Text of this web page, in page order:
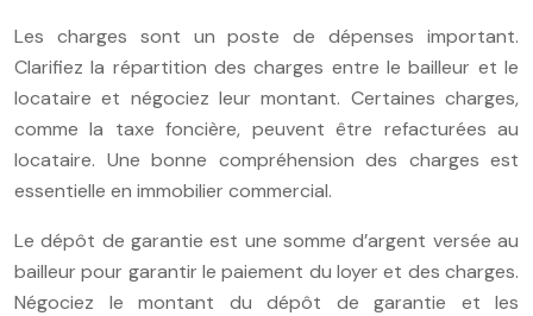
Les charges sont un poste de dépenses important.
Clarifiez la répartition des charges entre le bailleur et le
locataire et négociez leur montant. Certaines charges,
comme la taxe foncière, peuvent être refacturées au
locataire. Une bonne compréhension des charges est
essentielle en immobilier commercial.
Le dépôt de garantie est une somme d’argent versée au
bailleur pour garantir le paiement du loyer et des charges.
Négociez le montant du dépôt de garantie et les